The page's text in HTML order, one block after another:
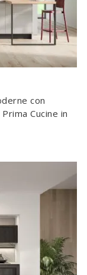
con
Cucine in